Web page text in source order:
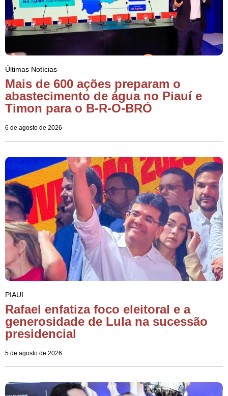
Últimas Notícias
Mais de 600 ações preparam o
abastecimento de água no Piauí e
Timon para o B-R-O-BRÓ
6 de agosto de 2026
PIAUI
Rafael enfatiza foco eleitoral e a
generosidade de Lula na sucessão
presidencial
5 de agosto de 2026